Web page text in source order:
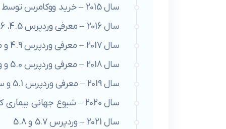
سال 2015 – خرید ووکامرس توسط Automattic
سال 2016 – معرفی وردپرس 4.5، 4.6 و 4.7
سال 2017 – معرفی وردپرس 4.9 و مشکلات امنیتی
سال 2018 – معرفی وردپرس 5.0 و ویرایشگر گوتنبرگ
سال 2019 – معرفی وردپرس 5.1 و سلامت سایت
سال 2020 – شیوع جهانی بیماری کووید و WordCamp
سال 2021 – وردپرس 5.7 و 5.8